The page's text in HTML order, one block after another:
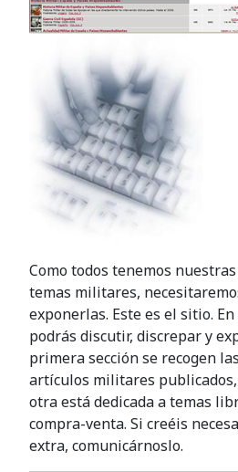
Como todos tenemos
temas militares,
exponerlas. Este es el sitio.
podrás discutir, discrepar y
primera sección se recogen
artículos militares
otra está dedicada a temas
compra-venta. Si creéis
extra, comunicárnoslo.